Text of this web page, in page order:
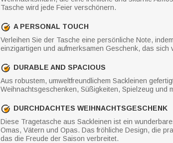
Tasche wird jede Feier verschönern.
A PERSONAL TOUCH
Verleihen Sie der Tasche eine persönliche Note,
einzigartigen und aufmerksamen Geschenk, das
DURABLE AND SPACIOUS
Aus robustem, umweltfreundlichem Sackleinen
Weihnachtsgeschenken, Süßigkeiten, Spielzeug und
DURCHDACHTES WEIHNACHTSGESCHENK
Diese Tragetasche aus Sackleinen ist ein
Omas, Vätern und Opas. Das fröhliche Design, die
das die Freude der Saison verbreitet.